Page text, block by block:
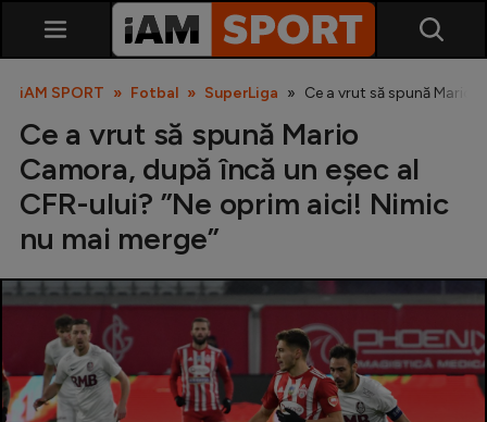
SuperLiga
Cupa României
Echipa Națională
iAM SPORT Fotbal SuperLiga Ce a vrut să spună Mario
Ce a vrut să spună Mario
Camora, după încă un eșec al
CFR-ului? ”Ne oprim aici! Nimic
nu mai merge”